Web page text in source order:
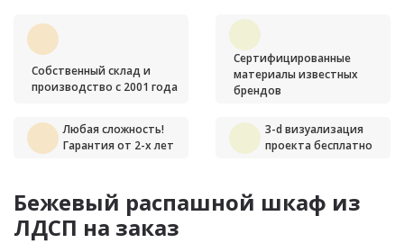
Собственный склад и
производство с 2001 года
Сертифицированные
материалы известных
брендов
Любая сложность!
Гарантия от 2-х лет
3-d визуализация
проекта бесплатно
Бежевый распашной шкаф из
ЛДСП на заказ